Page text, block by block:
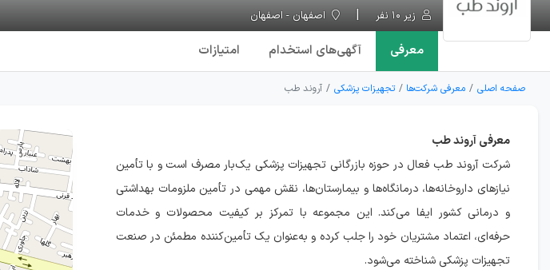
زیر ۱۰ نفر
اصفهان - اصفهان
معرفی آگهی‌های استخدام امتیازات
صفحه اصلی معرفی شرکت‌ها تجهیزات پزشکی آروند طب
معرفی آروند طب
شرکت آروند طب فعال در حوزه بازرگانی تجهیزات پزشکی یک‌بار مصرف است و با تأمین
نیازهای داروخانه‌ها، درمانگاه‌ها و بیمارستان‌ها، نقش مهمی در تأمین ملزومات بهداشتی
و درمانی کشور ایفا می‌کند. این مجموعه با تمرکز بر کیفیت محصولات و خدمات
حرفه‌ای، اعتماد مشتریان خود را جلب کرده و به‌عنوان یک تأمین‌کننده مطمئن در صنعت
تجهیزات پزشکی شناخته می‌شود.